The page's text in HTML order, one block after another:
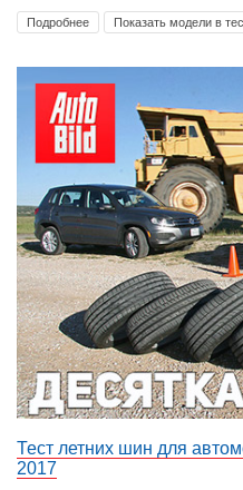
Подробнее Показать модели в
Тест летних шин для
2017